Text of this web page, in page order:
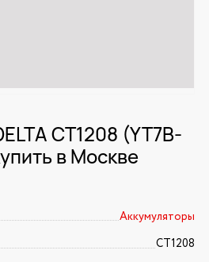
CT1208 (YT7B-
в Москве
Аккумуляторы
CT1208